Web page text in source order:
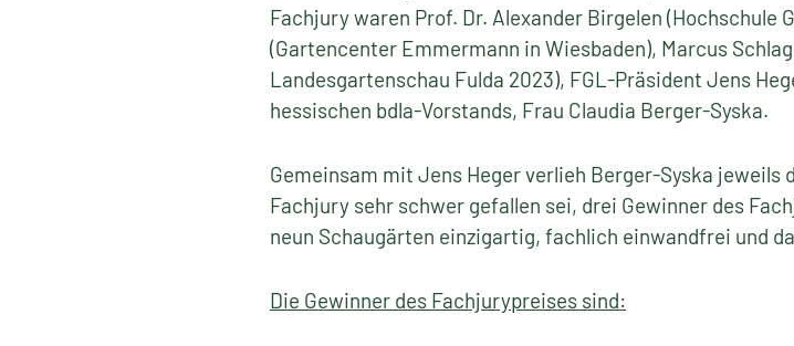
Fachjury waren Prof. Dr. Alexander Birgelen
(Gartencenter Emmermann in Wiesbaden), Marcus
Landesgartenschau Fulda 2023), FGL-Präsident Jens
hessischen bdla-Vorstands, Frau Claudia Berger-Syska.
Gemeinsam mit Jens Heger verlieh Berger-Syska jeweils
Fachjury sehr schwer gefallen sei, drei Gewinner des
neun Schaugärten einzigartig, fachlich einwandfrei und
Die Gewinner des Fachjurypreises sind: